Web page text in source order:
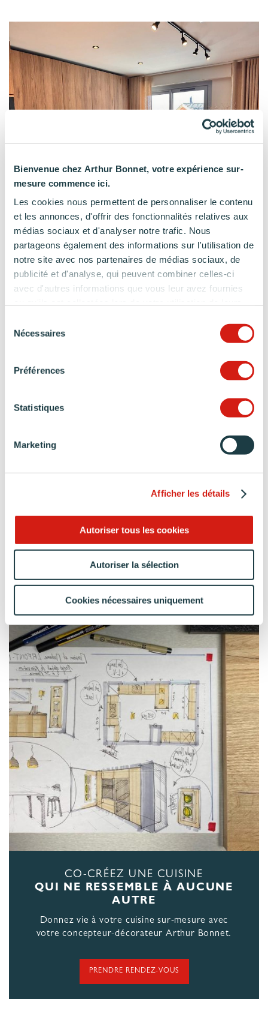
Bienvenue chez Arthur Bonnet, votre expérience sur-
mesure commence ici.
Les cookies nous permettent de personnaliser le contenu
et les annonces, d'offrir des fonctionnalités relatives aux
médias sociaux et d'analyser notre trafic. Nous
partageons également des informations sur l'utilisation de
notre site avec nos partenaires de médias sociaux, de
publicité et d'analyse, qui peuvent combiner celles-ci
avec d'autres informations que vous leur avez fournies
Nécessaires
Préférences
Statistiques
Marketing
Afficher les détails
Autoriser tous les cookies
Autoriser la sélection
Cookies nécessaires uniquement
CO-CRÉEZ UNE CUISINE
QUI NE RESSEMBLE À AUCUNE
AUTRE
Donnez vie à votre cuisine sur-mesure avec
votre concepteur-décorateur Arthur Bonnet.
PRENDRE RENDEZ-VOUS